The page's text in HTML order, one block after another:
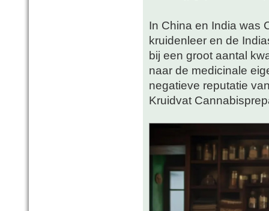
In China en India was
kruidenleer en de
bij een groot aantal
naar de medicinale
negatieve reputatie
Kruidvat